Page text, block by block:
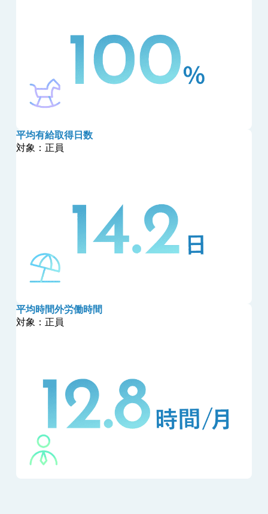
平均有給取得日数
対象：正員
平均時間外労働時間
対象：正員